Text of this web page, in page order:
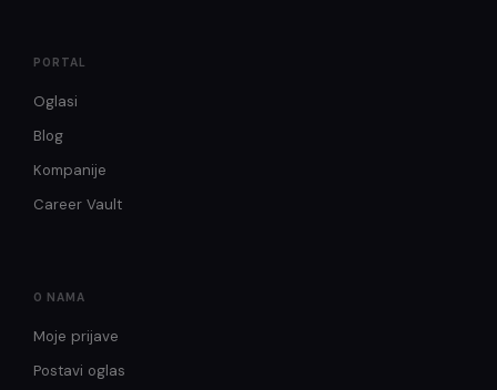
PORTAL
Oglasi
Blog
Kompanije
Career Vault
O NAMA
Moje prijave
Postavi oglas